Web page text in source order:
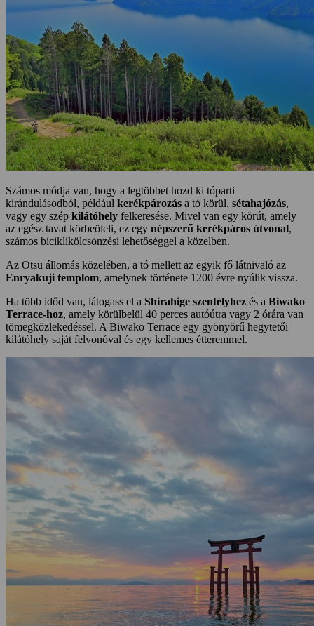
Számos módja van, hogy a legtöbbet hozd ki tóparti
kirándulásodból, például kerékpározás a tó körül, sétahajózás,
vagy egy szép kilátóhely felkeresése. Mivel van egy körút, amely
az egész tavat körbeöleli, ez egy népszerű kerékpáros útvonal,
számos biciklikölcsönzési lehetőséggel a közelben.
Az Otsu állomás közelében, a tó mellett az egyik fő látnivaló az
Enryakuji templom, amelynek története 1200 évre nyúlik vissza.
Ha több időd van, látogass el a Shirahige szentélyhez és a Biwako
Terrace-hoz, amely körülbelül 40 perces autóútra vagy 2 órára van
tömegközlekedéssel. A Biwako Terrace egy gyönyörű hegytetői
kilátóhely saját felvonóval és egy kellemes étteremmel.